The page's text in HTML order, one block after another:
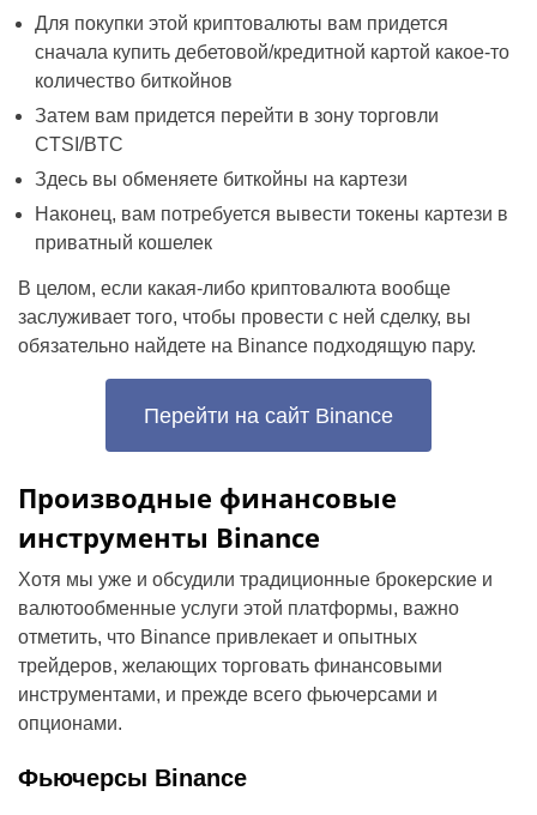
Для покупки этой криптовалюты вам придется
сначала купить дебетовой/кредитной картой какое-то
количество биткойнов
Затем вам придется перейти в зону торговли
CTSI/BTC
Здесь вы обменяете биткойны на картези
Наконец, вам потребуется вывести токены картези в
приватный кошелек
В целом, если какая-либо криптовалюта вообще
заслуживает того, чтобы провести с ней сделку, вы
обязательно найдете на Binance подходящую пару.
Перейти на сайт Binance
Производные финансовые
инструменты Binance
Хотя мы уже и обсудили традиционные брокерские и
валютообменные услуги этой платформы, важно
отметить, что Binance привлекает и опытных
трейдеров, желающих торговать финансовыми
инструментами, и прежде всего фьючерсами и
опционами.
Фьючерсы Binance